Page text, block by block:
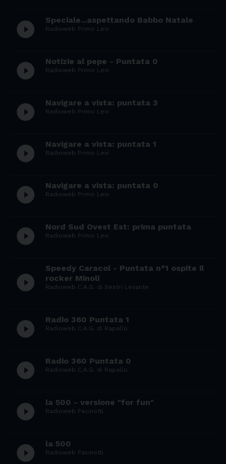
play_circle_filled Speciale...aspettando Babbo Natale
Radioweb Primo Levi
play_circle_filled Notizie al pepe - Puntata 0
Radioweb Primo Levi
play_circle_filled Navigare a vista: puntata 3
Radioweb Primo Levi
play_circle_filled Navigare a vista: puntata 1
Radioweb Primo Levi
play_circle_filled Navigare a vista: puntata 0
Radioweb Primo Levi
play_circle_filled Nord Sud Ovest Est: prima puntata
Radioweb Primo Levi
play_circle_filled
Speedy Caracol - Puntata n°1 ospite il
rocker Minoli
Radioweb C.A.G. di Sestri Levante
play_circle_filled Radio 360 Puntata 1
Radioweb C.A.G. di Rapallo
play_circle_filled Radio 360 Puntata 0
Radioweb C.A.G. di Rapallo
play_circle_filled la 500 - versione "for fun"
Radioweb Pacinotti
play_circle_filled la 500
Radioweb Pacinotti